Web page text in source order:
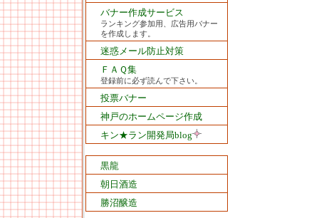
バナー作成サービス
ランキング参加用、広告用バナー
を作成します。
迷惑メール防止対策
ＦＡＱ集
登録前に必ず読んで下さい。
投票バナー
神戸のホームページ作成
キン★ラン開発局blog
黒龍
朝日酒造
勝沼醸造